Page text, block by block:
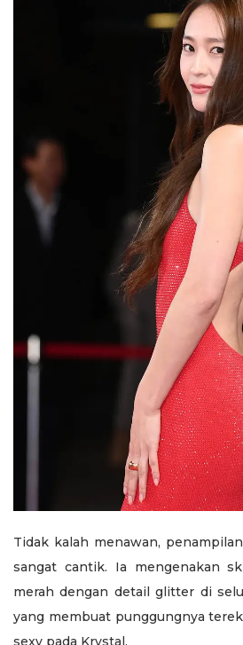
Tidak kalah menawan,
sangat cantik. Ia mengenakan
merah dengan detail glitter di
yang membuat punggungnya
sexy pada Krystal.